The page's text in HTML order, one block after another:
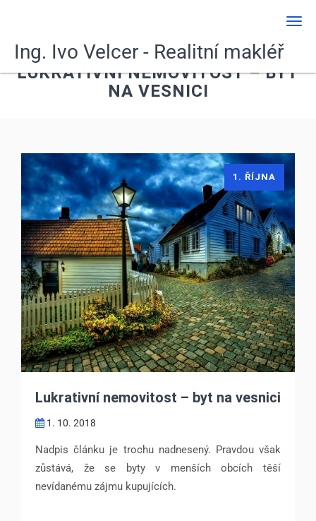
Ing. Ivo Velcer - Realitní makléř
LUKRATIVNÍ NEMOVITOST – BYT
NA VESNICI
Lukrativní nemovitost – byt na vesnici
1. 10. 2018
1. ŘÍJNA
Nadpis článku je trochu nadnesený. Pravdou však
zůstává, že se byty v menších obcích těší
nevídanému zájmu kupujících.